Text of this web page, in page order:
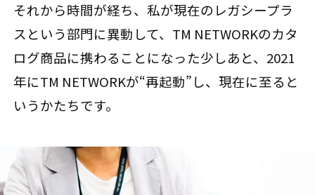
それから時間が経ち、私が現在のレガシープラ
スという部門に異動して、TM NETWORKのカタ
ログ商品に携わることになった少しあと、2021
年にTM NETWORKが“再起動”し、現在に至ると
いうかたちです。